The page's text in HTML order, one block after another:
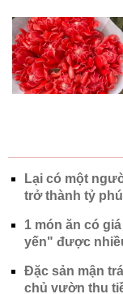
Lại có một
trở thành tỷ
1 món ăn có
yến" được
Đặc sản mận
chủ vườn thu